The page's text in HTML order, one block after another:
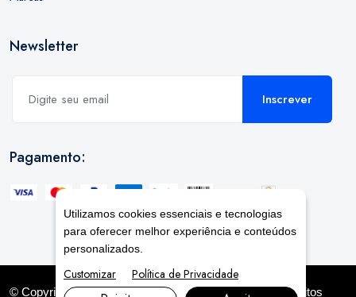
Newsletter
Inscrever
Pagamento:
© Copyright 2026. DIVIAMarketing Digital. Todos os Direitos
Utilizamos cookies essenciais e tecnologias
para oferecer melhor experiência e conteúdos
personalizados.
Customizar Política de Privacidade